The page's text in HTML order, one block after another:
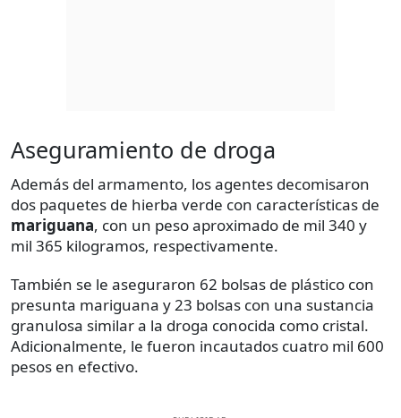
Aseguramiento de droga
Además del armamento, los agentes decomisaron
dos paquetes de hierba verde con características de
mariguana, con un peso aproximado de mil 340 y
mil 365 kilogramos, respectivamente.
También se le aseguraron 62 bolsas de plástico con
presunta mariguana y 23 bolsas con una sustancia
granulosa similar a la droga conocida como cristal.
Adicionalmente, le fueron incautados cuatro mil 600
pesos en efectivo.